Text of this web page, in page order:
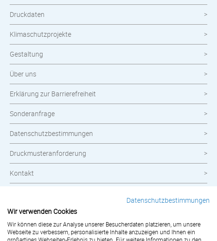
Druckdaten
Klimaschutzprojekte
Gestaltung
Über uns
Erklärung zur Barrierefreiheit
Sonderanfrage
Datenschutzbestimmungen
Druckmusteranforderung
Kontakt
Impressum
AGB
Datenschutzbestimmungen
Wir verwenden Cookies
Wir können diese zur Analyse unserer Besucherdaten platzieren, um unsere
Webseite zu verbessern, personalisierte Inhalte anzuzeigen und Ihnen ein